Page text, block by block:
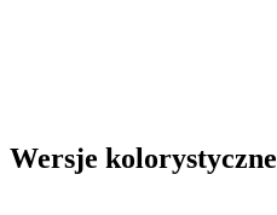
Wersje kolorystyczne